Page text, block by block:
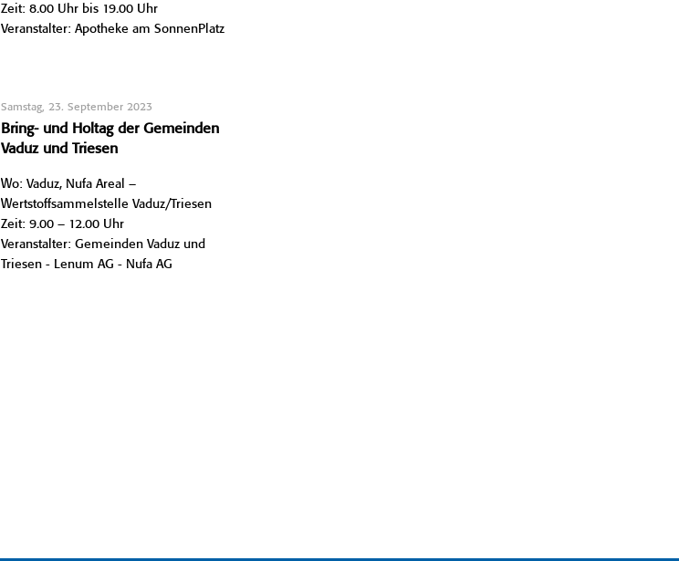
Zeit: 8.00 Uhr bis 19.00 Uhr
Veranstalter: Apotheke am SonnenPlatz
Samstag, 23. September 2023
Bring- und Holtag der Gemeinden
Vaduz und Triesen
Wo: Vaduz, Nufa Areal –
Wertstoffsammelstelle Vaduz/Triesen
Zeit: 9.00 – 12.00 Uhr
Veranstalter: Gemeinden Vaduz und
Triesen - Lenum AG - Nufa AG